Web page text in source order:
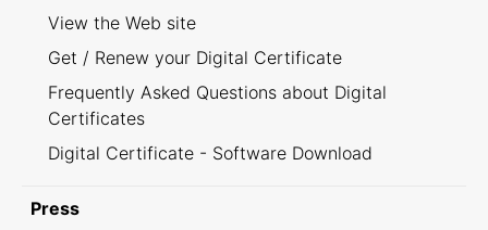
View the Web site
Get / Renew your Digital Certificate
Frequently Asked Questions about Digital
Certificates
Digital Certificate - Software Download
Press